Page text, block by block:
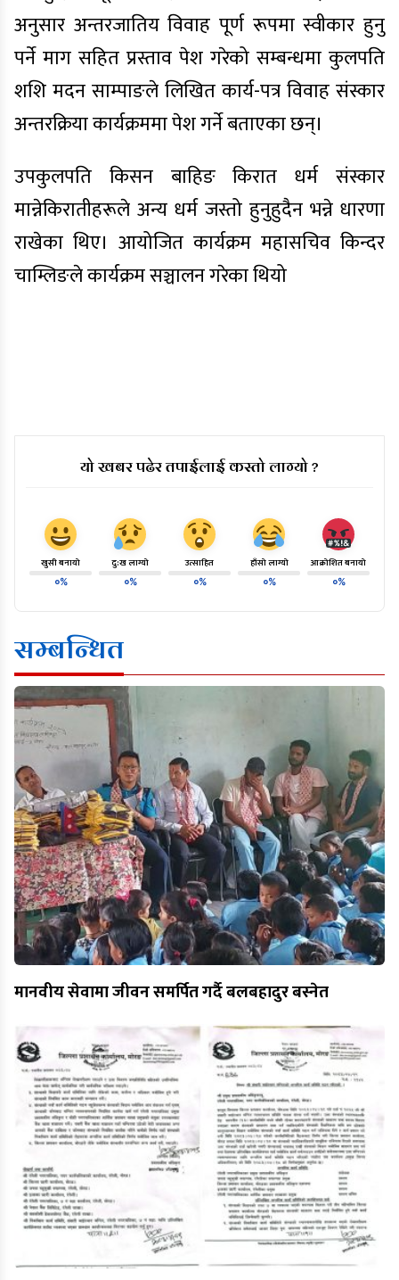
अनुसार अन्तरजातिय विवाह पूर्ण रूपमा स्वीकार हुनु
पर्ने माग सहित प्रस्ताव पेश गरेको सम्बन्धमा कुलपति
शशि मदन साम्पाङले लिखित कार्य-पत्र विवाह संस्कार
अन्तरक्रिया कार्यक्रममा पेश गर्ने बताएका छन्।
उपकुलपति किसन बाहिङ किरात धर्म संस्कार
मान्नेकिरातीहरूले अन्य धर्म जस्तो हुनुहुदैन भन्ने धारणा
राखेका थिए। आयोजित कार्यक्रम महासचिव किन्दर
चाम्लिङले कार्यक्रम सञ्चालन गरेका थियो
यो खबर पढेर तपाईलाई कस्तो लाग्यो ?
खुसी बनायो
०%
दु:ख लाग्यो
०%
उत्साहित
०%
हाँसो लाग्यो
०%
आक्रोशित बनायो
०%
सम्बन्धित
मानवीय सेवामा जीवन समर्पित गर्दै बलबहादुर बस्नेत